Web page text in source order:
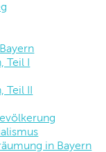
Teil I
Teil II
in Bayern